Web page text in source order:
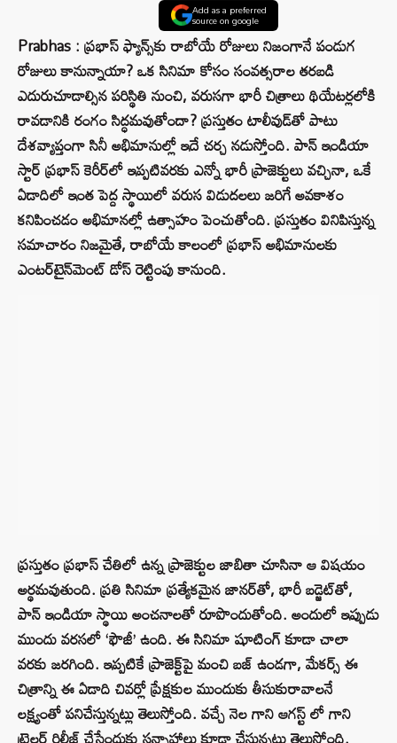
Add as a preferred
source on google
Prabhas : ప్రభాస్ ఫ్యాన్స్‌కు రాబోయే రోజులు నిజంగానే పండుగ
రోజులు కానున్నాయా? ఒక సినిమా కోసం సంవత్సరాల తరబడి
ఎదురుచూడాల్సిన పరిస్థితి నుంచి, వరుసగా భారీ చిత్రాలు థియేటర్లలోకి
రావడానికి రంగం సిద్ధమవుతోందా? ప్రస్తుతం టాలీవుడ్‌తో పాటు
దేశవ్యాప్తంగా సినీ అభిమానుల్లో ఇదే చర్చ నడుస్తోంది. పాన్ ఇండియా
స్టార్ ప్రభాస్ కెరీర్‌లో ఇప్పటివరకు ఎన్నో భారీ ప్రాజెక్టులు వచ్చినా, ఒకే
ఏడాదిలో ఇంత పెద్ద స్థాయిలో వరుస విడుదలలు జరిగే అవకాశం
కనిపించడం అభిమానల్లో ఉత్సాహం పెంచుతోంది. ప్రస్తుతం వినిపిస్తున్న
సమాచారం నిజమైతే, రాబోయే కాలంలో ప్రభాస్ అభిమానులకు
ఎంటర్‌టైన్‌మెంట్ డోస్ రెట్టింపు కానుంది.
ప్రస్తుతం ప్రభాస్ చేతిలో ఉన్న ప్రాజెక్టుల జాబితా చూసినా ఆ విషయం
అర్థమవుతుంది. ప్రతి సినిమా ప్రత్యేకమైన జానర్‌తో, భారీ బడ్జెట్‌తో,
పాన్ ఇండియా స్థాయి అంచనాలతో రూపొందుతోంది. అందులో ఇప్పుడు
ముందు వరసలో ‘ఫౌజీ’ ఉంది. ఈ సినిమా షూటింగ్ కూడా చాలా
వరకు జరగింది. ఇప్పటికే ప్రాజెక్ట్‌పై మంచి బజ్ ఉండగా, మేకర్స్ ఈ
చిత్రాన్ని ఈ ఏడాది చివర్లో ప్రేక్షకుల ముందుకు తీసుకురావాలనే
లక్ష్యంతో పనిచేస్తున్నట్లు తెలుస్తోంది. వచ్చే నెల గాని ఆగస్ట్ లో గాని